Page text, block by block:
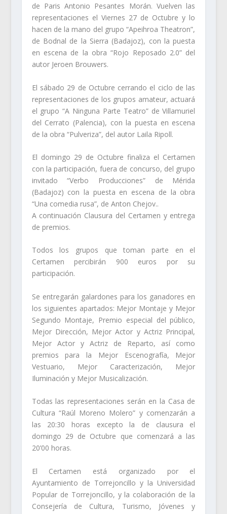
de Paris Antonio Pesantes Morán. Vuelven las
representaciones el Viernes 27 de Octubre y lo
hacen de la mano del grupo “Apeihroa Theatron”,
de Bodnal de la Sierra (Badajoz), con la puesta
en escena de la obra “Rojo Reposado 2.0” del
autor Jeroen Brouwers.
El sábado 29 de Octubre cerrando el ciclo de las
representaciones de los grupos amateur, actuará
el grupo “A Ninguna Parte Teatro” de Villamuriel
del Cerrato (Palencia), con la puesta en escena
de la obra “Pulveriza”, del autor Laila Ripoll.
El domingo 29 de Octubre finaliza el Certamen
con la participación, fuera de concurso, del grupo
invitado “Verbo Producciones” de Mérida
(Badajoz) con la puesta en escena de la obra
“Una comedia rusa”, de Anton Chejov..
A continuación Clausura del Certamen y entrega
de premios.
Todos los grupos que toman parte en el
Certamen percibirán 900 euros por su
participación.
Se entregarán galardones para los ganadores en
los siguientes apartados: Mejor Montaje y Mejor
Segundo Montaje, Premio especial del público,
Mejor Dirección, Mejor Actor y Actriz Principal,
Mejor Actor y Actriz de Reparto, así como
premios para la Mejor Escenografía, Mejor
Vestuario, Mejor Caracterización, Mejor
Iluminación y Mejor Musicalización.
Todas las representaciones serán en la Casa de
Cultura “Raúl Moreno Molero” y comenzarán a
las 20:30 horas excepto la de clausura el
domingo 29 de Octubre que comenzará a las
20’00 horas.
El Certamen está organizado por el
Ayuntamiento de Torrejoncillo y la Universidad
Popular de Torrejoncillo, y la colaboración de la
Consejería de Cultura, Turismo, Jóvenes y